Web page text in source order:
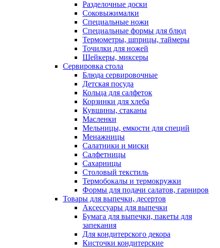
Разделочные доски
Соковыжималки
Специальные ножи
Специальные формы для блюд
Термометры, шприцы, таймеры
Точилки для ножей
Шейкеры, миксеры
Сервировка стола
Блюда сервировочные
Детская посуда
Кольца для салфеток
Корзинки для хлеба
Кувшины, стаканы
Масленки
Мельницы, емкости для специй
Менажницы
Салатники и миски
Салфетницы
Сахарницы
Столовый текстиль
Термобокалы и термокружки
Формы для подачи салатов, гарниров
Товары для выпечки, десертов
Аксессуары для выпечки
Бумага для выпечки, пакеты для
запекания
Для кондитерского декора
Кисточки кондитерские